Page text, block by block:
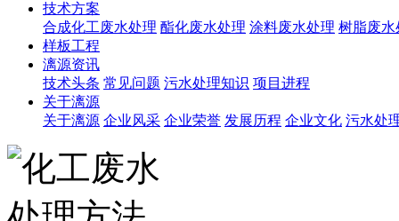
技术方案
合成化工废水处理 酯化废水处理 涂料废水处理 树脂废水
样板工程
漓源资讯
技术头条 常见问题 污水处理知识 项目进程
关于漓源
关于漓源 企业风采 企业荣誉 发展历程 企业文化 污水处